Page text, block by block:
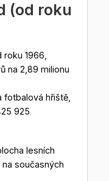
(od roku
1966,
na 2,89 milionu
hřiště,
925
lesních
současných